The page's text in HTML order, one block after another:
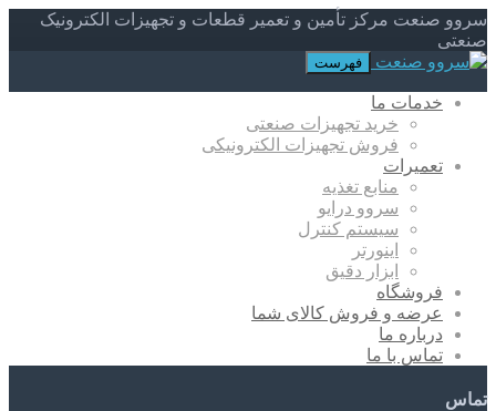
سروو صنعت مرکز تأمین و تعمیر قطعات و تجهیزات الکترونیک
صنعتی
فهرست
خدمات ما
خرید تجهیزات صنعتی
فروش تجهیزات الکترونیکی
تعمیرات
منابع تغذیه
سروو درایو
سیستم کنترل
اینورتر
ابزار دقیق
فروشگاه
عرضه و فروش کالای شما
درباره ما
تماس با ما
تماس